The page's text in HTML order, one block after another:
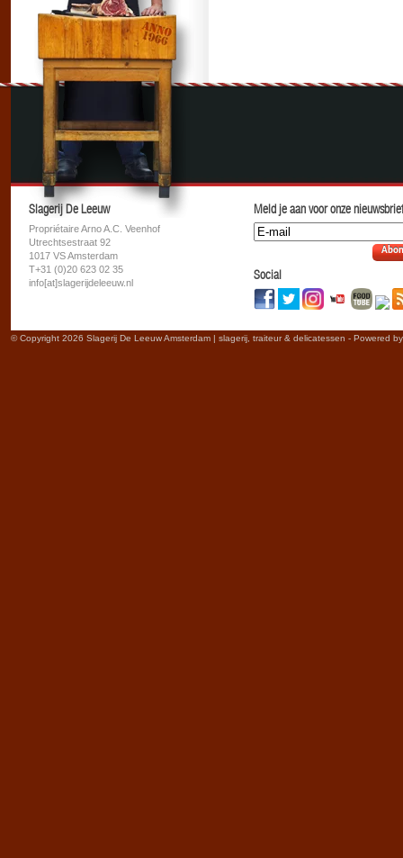
Slagerij De Leeuw
Propriétaire Arno A.C. Veenhof
Utrechtsestraat 92
1017 VS Amsterdam
T+31 (0)20 623 02 35
info[at]slagerijdeleeuw.nl
Meld je aan voor onze
Social
© Copyright 2026 Slagerij De Leeuw Amsterdam | slagerij, traiteur & delicatessen - Powered